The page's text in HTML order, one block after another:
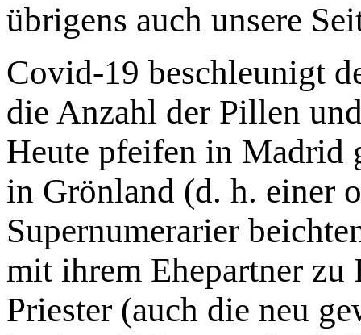
übrigens auch unsere
Covid-19 beschleunigt
die Anzahl der Pillen
Heute pfeifen in Madrid
in Grönland (d. h. einer
Supernumerarier
mit ihrem Ehepartner
Priester (auch die neu